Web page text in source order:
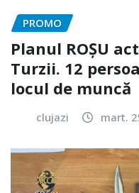
PROMO
Planul ROȘU
Turzii. 12
locul de muncă
clujazi mart.